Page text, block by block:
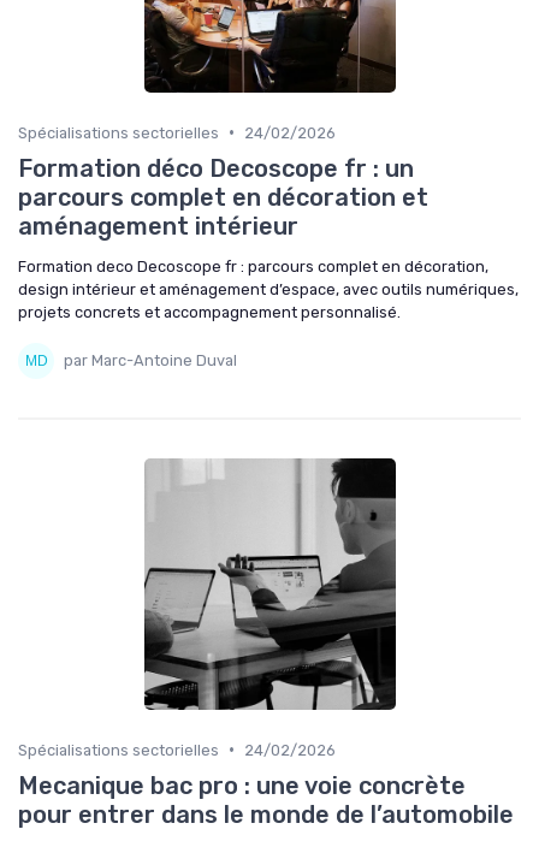
Spécialisations sectorielles • 24/02/2026
Formation déco Decoscope fr : un
parcours complet en décoration et
aménagement intérieur
Formation deco Decoscope fr : parcours complet en décoration,
design intérieur et aménagement d’espace, avec outils numériques,
projets concrets et accompagnement personnalisé.
par Marc-Antoine Duval
Spécialisations sectorielles • 24/02/2026
Mecanique bac pro : une voie concrète
pour entrer dans le monde de l’automobile